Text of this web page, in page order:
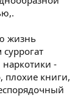
жизнь
наркотики -
плохие книги,